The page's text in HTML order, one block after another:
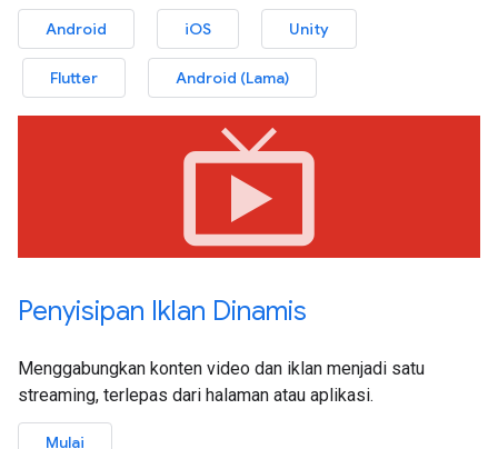
Android iOS Unity
Flutter Android (Lama)
live_tv
Penyisipan Iklan Dinamis
Menggabungkan konten video dan iklan menjadi satu
streaming, terlepas dari halaman atau aplikasi.
Mulai